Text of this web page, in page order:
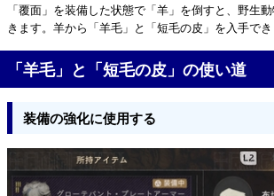
「覆面」を装備した状態で「羊」を倒すと、野生
きます。羊から「羊毛」と「短毛の皮」を入手でき
「羊毛」と「短毛の皮」の使い道
装備の強化に使用する